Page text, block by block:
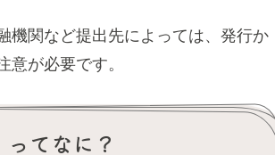
機関など提出先によっては、発行か
が必要です。
てなに？